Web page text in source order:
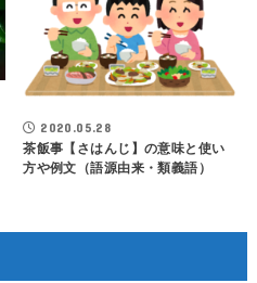
2020.05.28
茶飯事【さはんじ】の意味と使い
方や例文（語源由来・類義語）